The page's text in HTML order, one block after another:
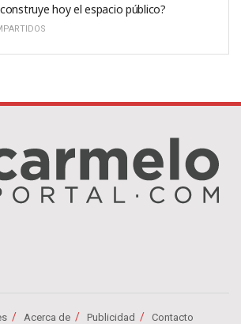
hoy el espacio público?
Acerca de Publicidad Contacto